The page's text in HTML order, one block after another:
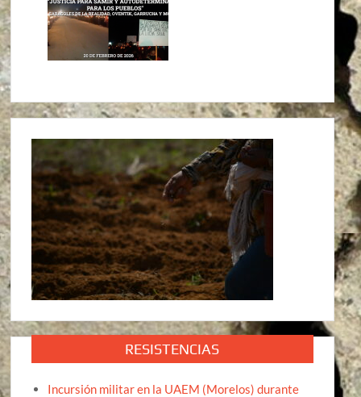
RESISTENCIAS
Incursión militar en la UAEM (Morelos) durante